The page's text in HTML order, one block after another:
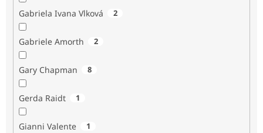
Gabriela Ivana Vlková 2
Gabriele Amorth 2
Gary Chapman 8
Gerda Raidt 1
Gianni Valente 1